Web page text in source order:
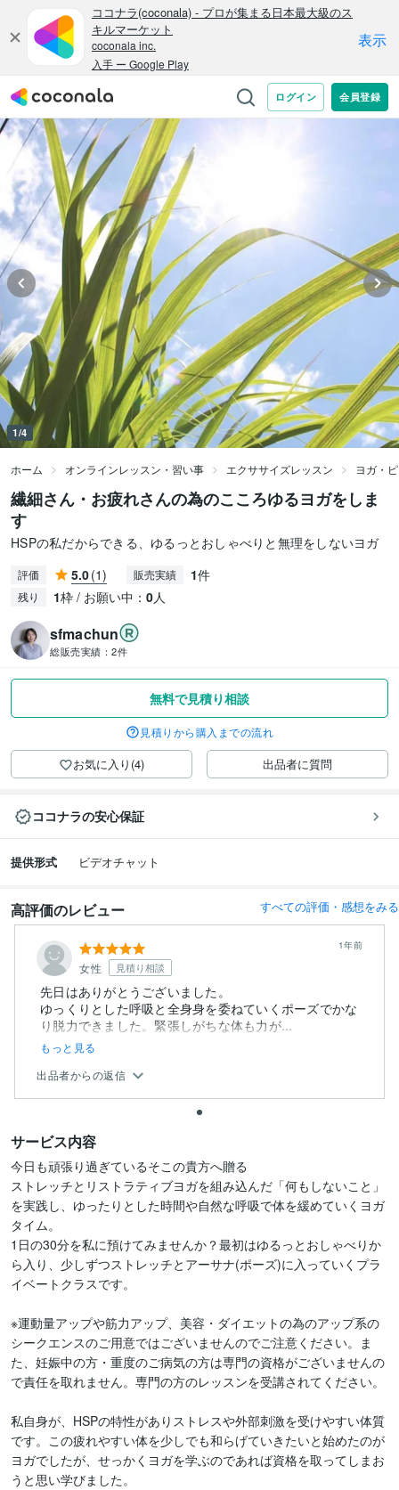
1/4
ホーム オンラインレッスン・習い事 エクササイズレッスン ヨガ・
繊細さん・お疲れさんの為のこころゆるヨガをしま
す
HSPの私だからできる、ゆるっとおしゃべりと無理をしないヨガ
評価 5.0(1) 販売実績 1件
残り 1枠 / お願い中： 0人
sfmachun
総販売実績： 2件
無料で見積り相談
見積りから購入までの流れ
お気に入り(4) 出品者に質問
ココナラの安心保証
提供形式 ビデオチャット
高評価のレビュー すべての評価・感想をみる
女性 見積り相談
1年前
先日はありがとうございました。
ゆっくりとした呼吸と全身身を委ねていくポーズでかな
り脱力できました。緊張しがちな体も力が...
もっと見る
出品者からの返信
サービス内容
今日も頑張り過ぎているそこの貴方へ贈る
ストレッチとリストラティブヨガを組み込んだ「何もしないこと」
を実践し、ゆったりとした時間や自然な呼吸で体を緩めていくヨガ
タイム。
1日の30分を私に預けてみませんか？最初はゆるっとおしゃべりか
ら入り、少しずつストレッチとアーサナ(ポーズ)に入っていくプラ
イベートクラスです。
※運動量アップや筋力アップ、美容・ダイエットの為のアップ系の
シークエンスのご用意ではございませんのでご注意ください。ま
た、妊娠中の方・重度のご病気の方は専門の資格がございませんの
で責任を取れません。専門の方のレッスンを受講されてください。
私自身が、HSPの特性がありストレスや外部刺激を受けやすい体質
です。この疲れやすい体を少しでも和らげていきたいと始めたのが
ヨガでしたが、せっかくヨガを学ぶのであれば資格を取ってしまお
うと思い学びました。